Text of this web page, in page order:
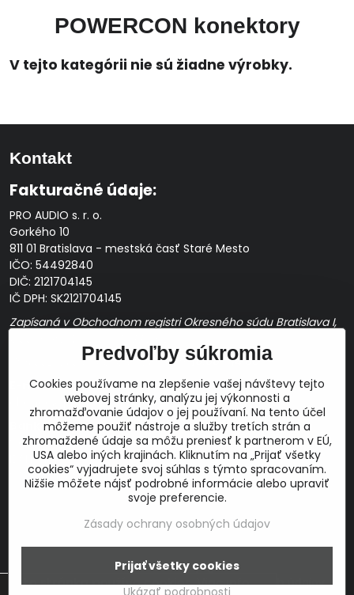
POWERCON konektory
Kontakt
Fakturačné údaje:
PRO AUDIO s. r. o.
Gorkého 10
811 01 Bratislava - mestská časť Staré Mesto
IČO: 54492840
DIČ: 2121704145
IČ DPH: SK2121704145
Zapísaná v Obchodnom registri Okresného súdu Bratislava I,
Prevádzková doba: pracovné dni10:00 - 14:00
E-mail:
obchod@proaudio.sk
Bankové spojenie:
Slovenská sporiteľňa, a.s.
IBAN: SK48 0900 0000 0051 9050 9782
SWIFT: GIBASKBX
©2026Copyright
Predvoľby súkromiaZásady ochrany osobných údajov
Predvoľby súkromia
Cookies používame na zlepšenie vašej návštevy tejto
webovej stránky, analýzu jej výkonnosti a
zhromažďovanie údajov o jej používaní. Na tento účel
môžeme použiť nástroje a služby tretích strán a
zhromaždené údaje sa môžu preniesť k partnerom v EÚ,
USA alebo iných krajinách. Kliknutím na „Prijať všetky
cookies“ vyjadrujete svoj súhlas s týmto spracovaním.
Nižšie môžete nájsť podrobné informácie alebo upraviť
svoje preferencie.
Zásady ochrany osobných údajov
Ukázať podrobnosti
Prijať všetky cookies
Táto stránka používa cookies.Viac info